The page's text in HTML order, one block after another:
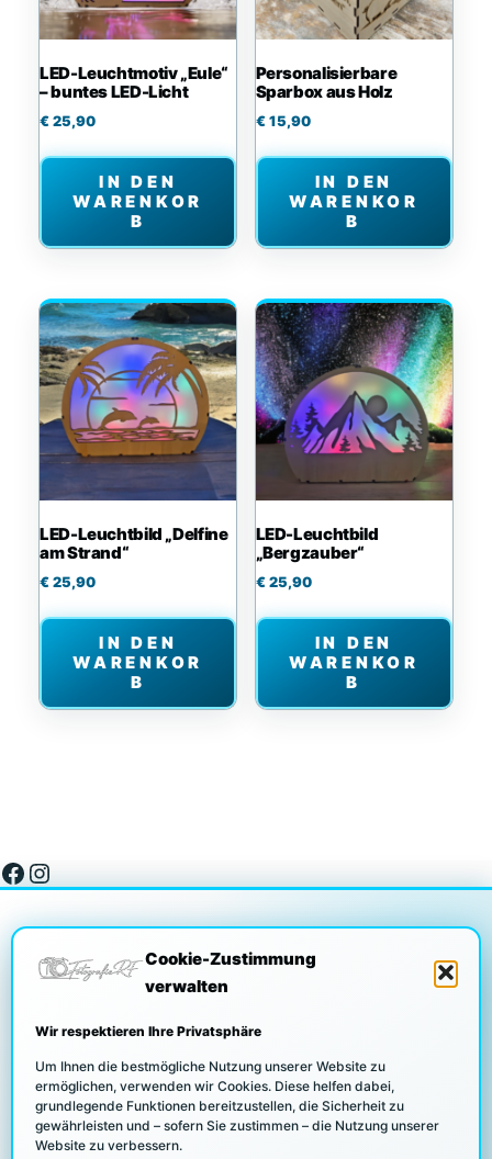
Cookie-Zustimmung
verwalten
Wir respektieren Ihre Privatsphäre
Um Ihnen die bestmögliche Nutzung unserer Website zu
ermöglichen, verwenden wir Cookies. Diese helfen dabei,
grundlegende Funktionen bereitzustellen, die Sicherheit zu
gewährleisten und – sofern Sie zustimmen – die Nutzung unserer
Website zu verbessern.
LED-Leuchtmotiv „Eule“
– buntes LED-Licht
€ 25,90
IN DEN
WARENKOR
B
Personalisierbare
Sparbox aus Holz
€15,90
IN DEN
WARENKOR
B
LED-Leuchtbild „Delfine
am Strand“
€ 25,90
IN DEN
WARENKOR
B
LED-Leuchtbild
„Bergzauber“
€25,90
IN DEN
WARENKOR
B
Facebook
Instagram
DATENSCHUTZ
COOKIE RICHTLINIEN